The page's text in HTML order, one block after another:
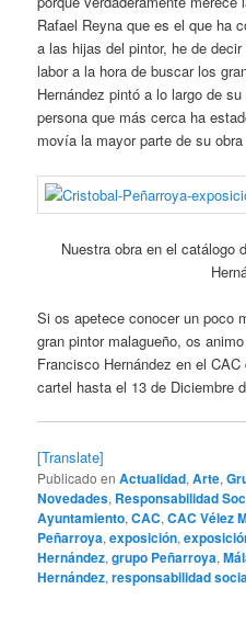
Rafael Reyna que es el que ha
a las hijas del pintor, he de
labor a la hora de buscar los
Hernández pintó a lo largo de
persona que más cerca ha
movía la mayor parte de su obra
Nuestra obra en el catálogo
Si os apetece conocer un poco
gran pintor malagueño, os
Francisco Hernández en el
cartel hasta el 13 de Diciembre
[Translate]
Publicado en Actualidad,Arte,
Novedades, Responsabilidad
Ayuntamiento,CAC,CAC Vélez
Peñarroya,exposición,
Hernández,grupo Peñarroya,
Hernández,responsabilidad